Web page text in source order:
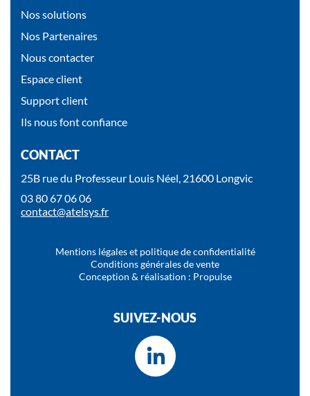
Nos solutions
Nos Partenaires
Nous contacter
Espace client
Support client
Ils nous font confiance
CONTACT
25B rue du Professeur Louis Néel, 21600 Longvic
03 80 67 06 06
contact@atelsys.fr
Mentions légales et politique de confidentialité
Conditions générales de vente
Conception & réalisation : Propulse
SUIVEZ-NOUS